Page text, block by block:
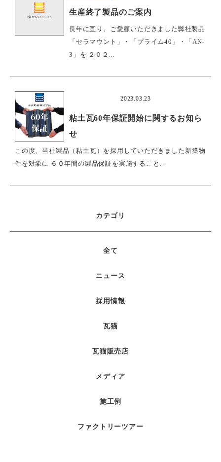
生産終了製品のご案内
長年に亘り、ご愛顧いただきました弊社製品
「セラマウント」・「プライム40」・「AN-
3」を ２０２...
2023.03.23
粘土瓦60年保証開始に関するお知ら
せ
この度、当社製品（粘土瓦）を採用していただきました新築物
件を対象に ６０年間の製品保証を実施すること...
カテゴリ
全て
ニュース
採用情報
瓦猫
瓦猫販売店
メディア
施工例
ファクトリーツアー